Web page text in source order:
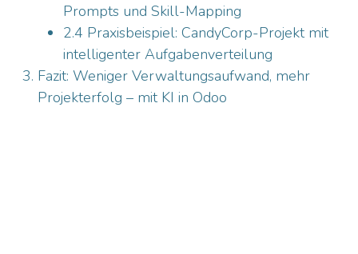
Prompts und Skill-Mapping
2.4 Praxisbeispiel: CandyCorp-Projekt mit
intelligenter Aufgabenverteilung
Fazit: Weniger Verwaltungsaufwand, mehr
Projekterfolg – mit KI in Odoo